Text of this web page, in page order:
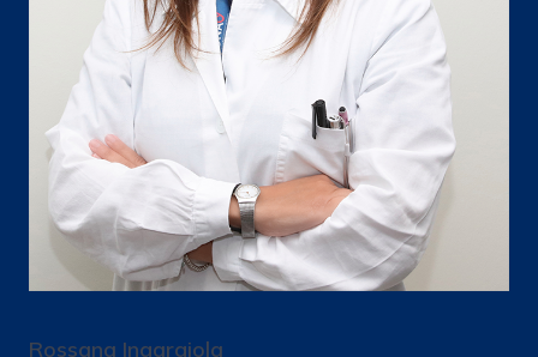
Rossana Ingargiola